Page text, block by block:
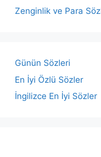
Zenginlik ve Para
Günün Sözleri
En İyi Özlü Sözler
İngilizce En İyi Sözler